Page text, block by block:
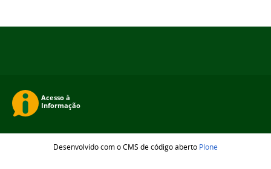
Desenvolvido com o CMS de código aberto Plone